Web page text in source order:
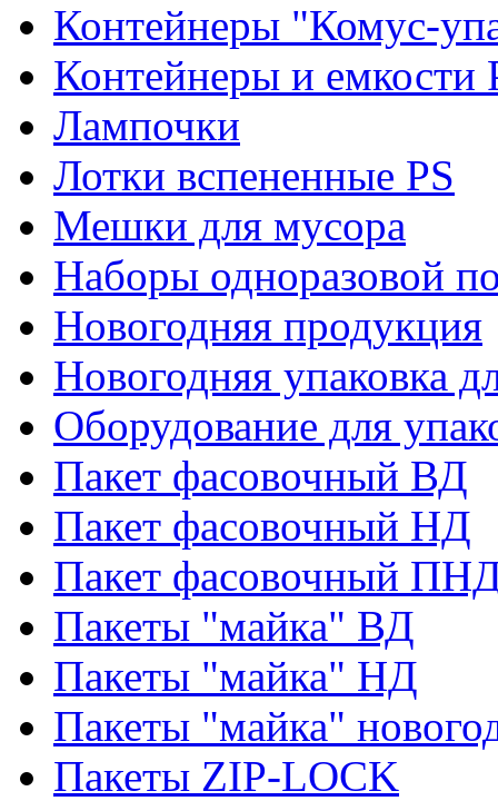
Контейнеры "Комус-
Контейнеры и емкости
Лампочки
Лотки вспененные PS
Мешки для мусора
Наборы одноразовой
Новогодняя продукция
Новогодняя упаковка
Оборудование для
Пакет фасовочный ВД
Пакет фасовочный НД
Пакет фасовочный
Пакеты "майка" ВД
Пакеты "майка" НД
Пакеты "майка"
Пакеты ZIP-LOCK